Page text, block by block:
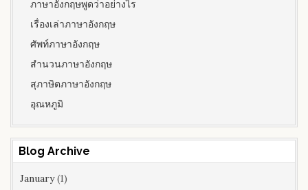
ภาษาอังกฤษพูดว่าอย่างไร
เรื่องเล่าภาษาอังกฤษ
ศัพท์ภาษาอังกฤษ
สำนวนภาษาอังกฤษ
สุภาษิตภาษาอังกฤษ
อุณหภูมิ
Blog Archive
January(1)